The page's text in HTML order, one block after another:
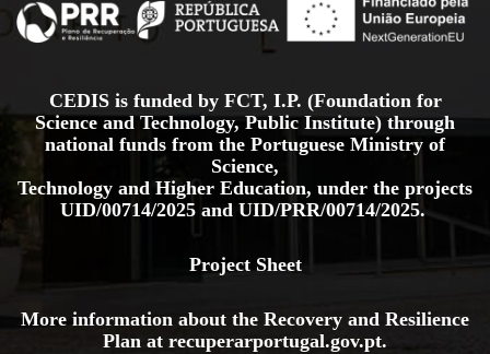
CEDIS is funded by FCT, I.P. (Foundation for
Science and Technology, Public Institute) through
national funds from the Portuguese Ministry of
Science,
Technology and Higher Education, under the projects
UID/00714/2025 and UID/PRR/00714/2025.
Project Sheet
More information about the Recovery and Resilience
Plan at recuperarportugal.gov.pt.